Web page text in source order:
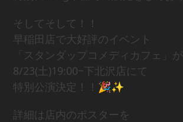
そしてそして！！
早稲田店で大好評のイベント
「スタンダップコメディカフェ」が
8/23(土)19:00~下北沢店にて
特別公演決定！！🎉✨
詳細は店内のポスターを